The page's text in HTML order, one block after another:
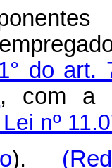
do art.
, com a
nº
).